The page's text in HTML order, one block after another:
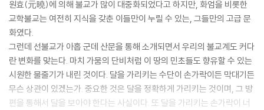
정진 대사의 방향 전환
9. 수미산문
묵조선을 전한 진철 대사
밖에서 찾지 말라
에필로그
원효(元曉)에 의해 불교가 많이 대중화되었다고 하지만, 화엄을 비롯한
교학불교는 여전히 지식을 갖춘 이들만이 누릴 수 있는, 그들만의 고급 문
화였다.
그런데 선불교가 아홉 군데 산문을 통해 소개되면서 우리의 불교계도 커다
란 변화를 맞는다. 마치 가뭄의 단비처럼 이 땅의 민초들도 향유할 수 있는
시원한 물줄기가 내린 것이다. 달을 가리키는 수단이 손가락이든 막대기든
무슨 상관이 있겠는가. 중요한 것은 달을 정확하게 가리키는 것이며, 그 방
편을 통해서 달을 보아야 한다는 사실이다. 또 달을 가리키는 손가락이 너